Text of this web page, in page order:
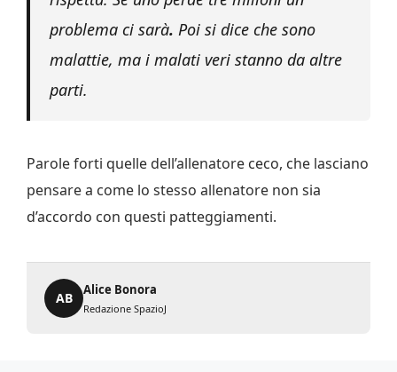
problema ci sarà. Poi si dice che sono
malattie, ma i malati veri stanno da altre
parti.
Parole forti quelle dell’allenatore ceco, che lasciano
pensare a come lo stesso allenatore non sia
d’accordo con questi patteggiamenti.
AB
Alice Bonora
Redazione SpazioJ